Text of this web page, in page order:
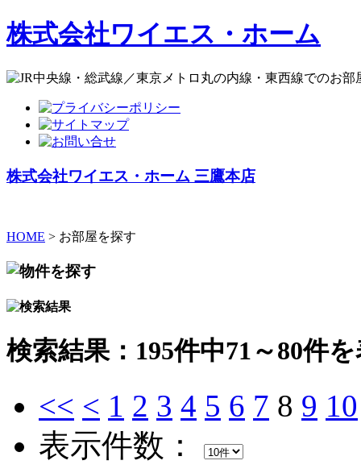
株式会社ワイエス・ホーム
株式会社ワイエス・ホーム 三鷹本店
HOME > お部屋を探す
検索結果：195件中71～80件
<< < 1 2 3 4 5 6 7 8 9 10
表示件数：